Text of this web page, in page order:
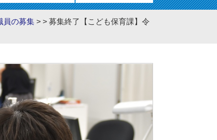
員の募集 > > 募集終了【こども保育課】令